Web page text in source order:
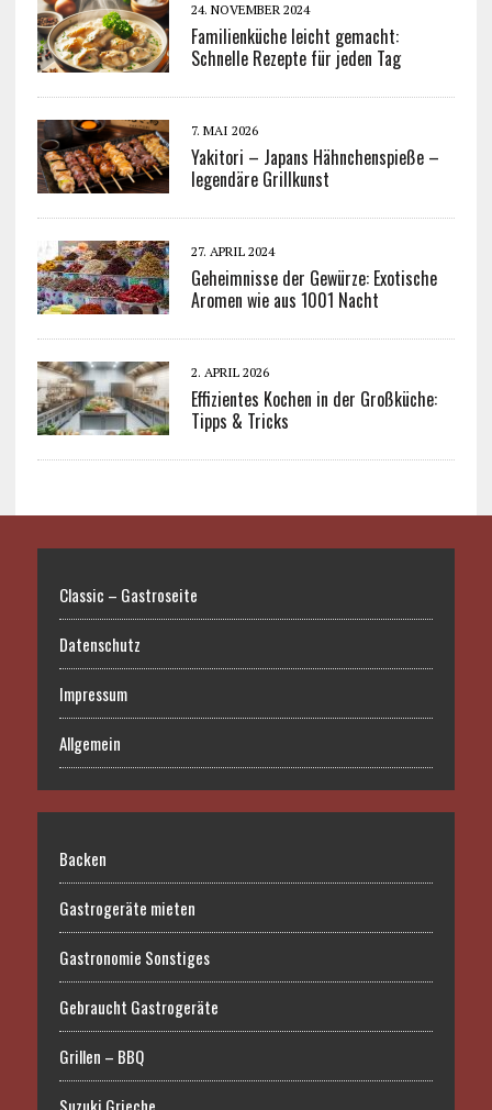
24. NOVEMBER 2024
Familienküche leicht gemacht:
Schnelle Rezepte für jeden Tag
7. MAI 2026
Yakitori – Japans Hähnchenspieße –
legendäre Grillkunst
27. APRIL 2024
Geheimnisse der Gewürze: Exotische
Aromen wie aus 1001 Nacht
2. APRIL 2026
Effizientes Kochen in der Großküche:
Tipps & Tricks
Classic – Gastroseite
Datenschutz
Impressum
Allgemein
Backen
Gastrogeräte mieten
Gastronomie Sonstiges
Gebraucht Gastrogeräte
Grillen – BBQ